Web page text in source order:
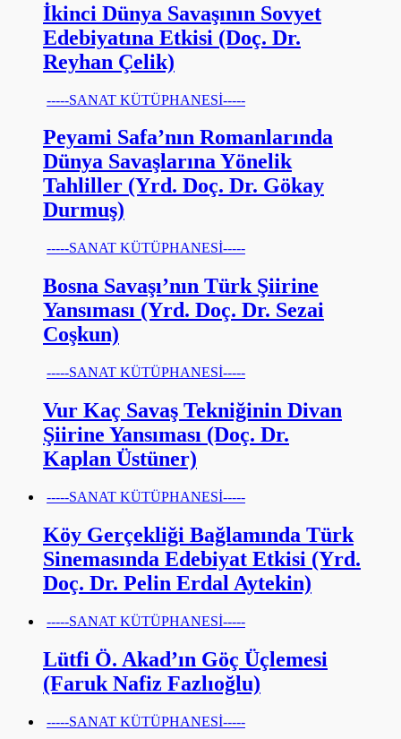
İkinci Dünya Savaşının Sovyet
Edebiyatına Etkisi (Doç. Dr.
Reyhan Çelik)
-----SANAT KÜTÜPHANESİ-----
Peyami Safa’nın Romanlarında
Dünya Savaşlarına Yönelik
Tahliller (Yrd. Doç. Dr. Gökay
Durmuş)
-----SANAT KÜTÜPHANESİ-----
Bosna Savaşı’nın Türk Şiirine
Yansıması (Yrd. Doç. Dr. Sezai
Coşkun)
-----SANAT KÜTÜPHANESİ-----
Vur Kaç Savaş Tekniğinin Divan
Şiirine Yansıması (Doç. Dr.
Kaplan Üstüner)
-----SANAT KÜTÜPHANESİ-----
Köy Gerçekliği Bağlamında Türk
Sinemasında Edebiyat Etkisi (Yrd.
Doç. Dr. Pelin Erdal Aytekin)
-----SANAT KÜTÜPHANESİ-----
Lütfi Ö. Akad’ın Göç Üçlemesi
(Faruk Nafiz Fazlıoğlu)
-----SANAT KÜTÜPHANESİ-----